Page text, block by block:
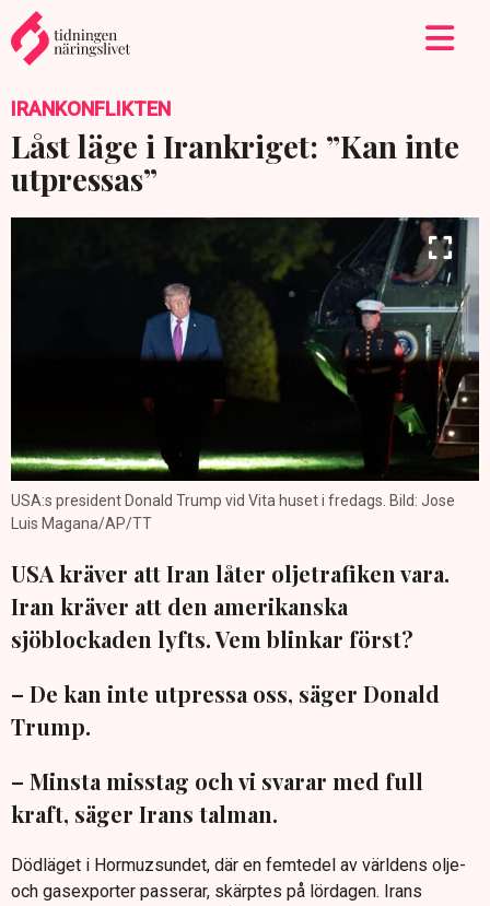
IRANKONFLIKTEN
Låst läge i Irankriget: ”Kan inte
utpressas”
USA:s president Donald Trump vid Vita huset i fredags. Bild: Jose
Luis Magana/AP/TT
USA kräver att Iran låter oljetrafiken vara.
Iran kräver att den amerikanska
sjöblockaden lyfts. Vem blinkar först?
– De kan inte utpressa oss, säger Donald
Trump.
– Minsta misstag och vi svarar med full
kraft, säger Irans talman.
Dödläget i Hormuzsundet, där en femtedel av världens olje-
och gasexporter passerar, skärptes på lördagen. Irans